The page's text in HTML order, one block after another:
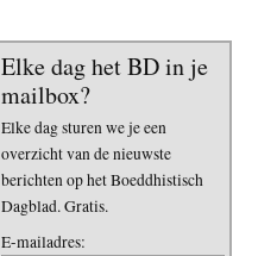
Elke dag het BD in je
mailbox?
Elke dag sturen we je een
overzicht van de nieuwste
berichten op het Boeddhistisch
Dagblad. Gratis.
E-mailadres: